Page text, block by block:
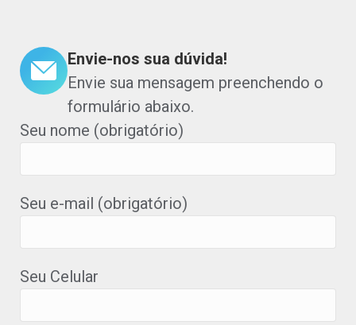
Envie-nos sua dúvida!
Envie sua mensagem preenchendo o
formulário abaixo.
Seu nome (obrigatório)
Seu e-mail (obrigatório)
Seu Celular